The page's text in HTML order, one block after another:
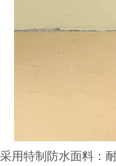
采用特制防水面料：